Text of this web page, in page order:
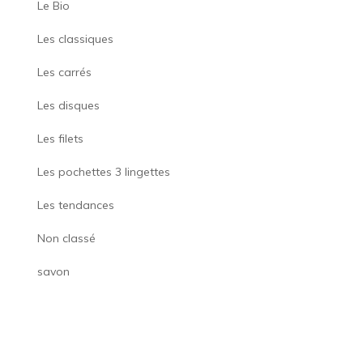
Le Bio
Les classiques
Les carrés
Les disques
Les filets
Les pochettes 3 lingettes
Les tendances
Non classé
savon